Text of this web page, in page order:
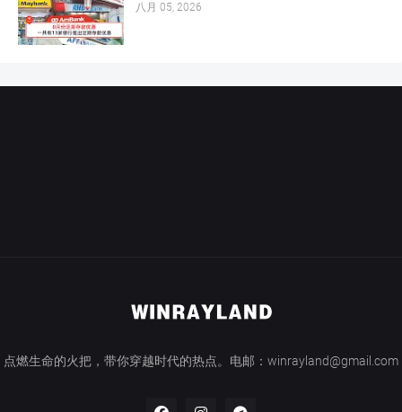
八月 05, 2026
点燃生命的火把，带你穿越时代的热点。电邮：winrayland@gmail.com